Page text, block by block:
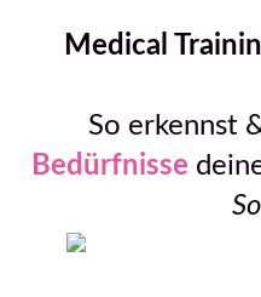
Medical
Bedürfnisse